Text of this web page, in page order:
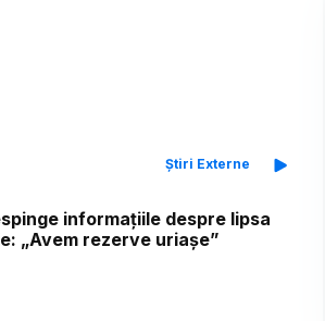
Știri Externe
informațiile despre lipsa
„Avem rezerve uriașe”